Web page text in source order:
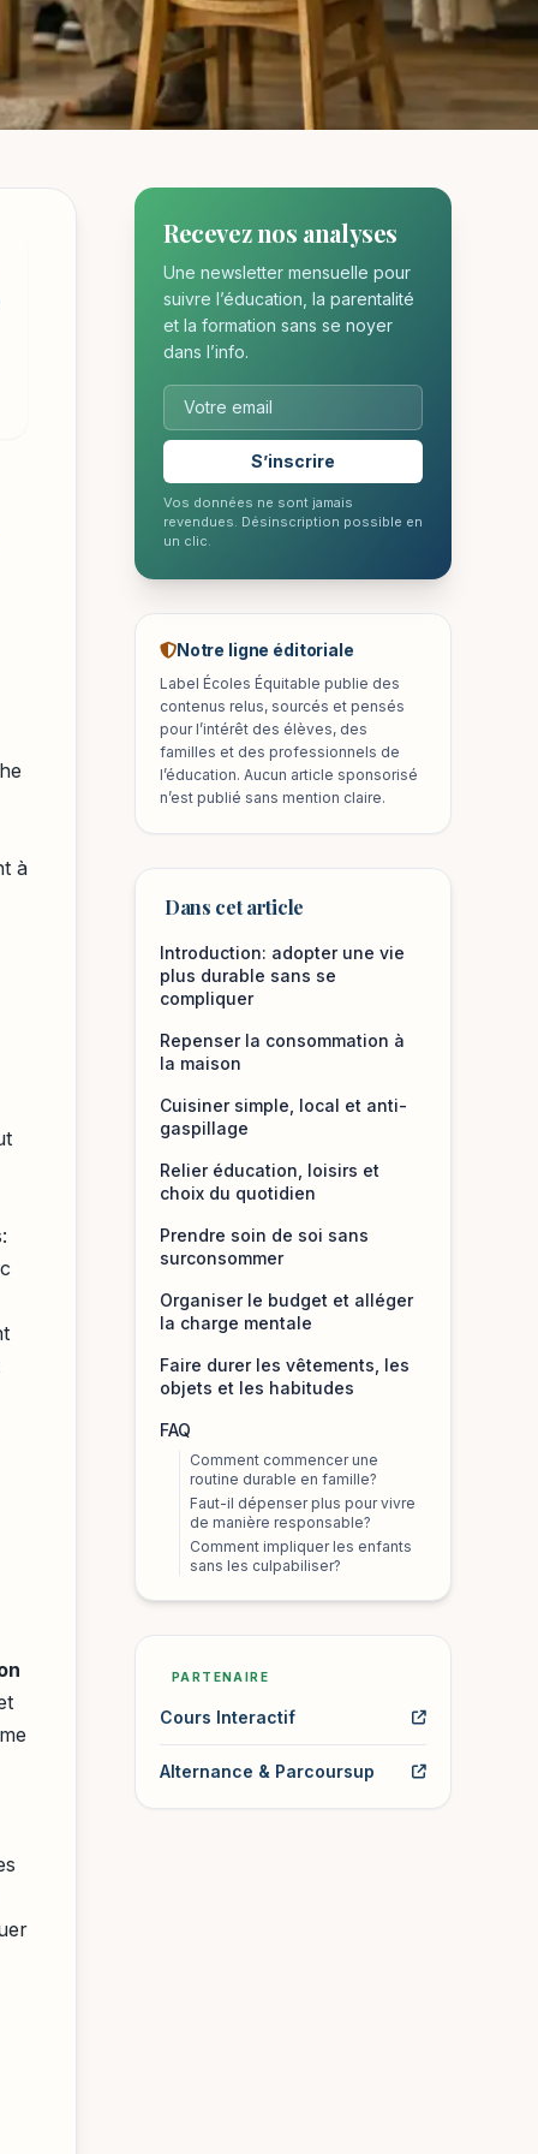
à
Recevez nos analyses
Une newsletter mensuelle pour
suivre l’éducation, la parentalité
et la formation sans se noyer
dans l’info.
S’inscrire
Vos données ne sont jamais
revendues. Désinscription possible en
un clic.
Notre ligne éditoriale
Label Écoles Équitable publie des
contenus relus, sourcés et pensés
pour l’intérêt des élèves, des
familles et des professionnels de
l’éducation. Aucun article sponsorisé
n’est publié sans mention claire.
Dans cet article
Introduction: adopter une vie
plus durable sans se
compliquer
Repenser la consommation à
la maison
Cuisiner simple, local et anti-
gaspillage
Relier éducation, loisirs et
choix du quotidien
Prendre soin de soi sans
surconsommer
Organiser le budget et alléger
la charge mentale
Faire durer les vêtements, les
objets et les habitudes
FAQ
Comment commencer une
routine durable en famille?
Faut-il dépenser plus pour vivre
de manière responsable?
Comment impliquer les enfants
sans les culpabiliser?
PARTENAIRE
Cours Interactif
Alternance & Parcoursup